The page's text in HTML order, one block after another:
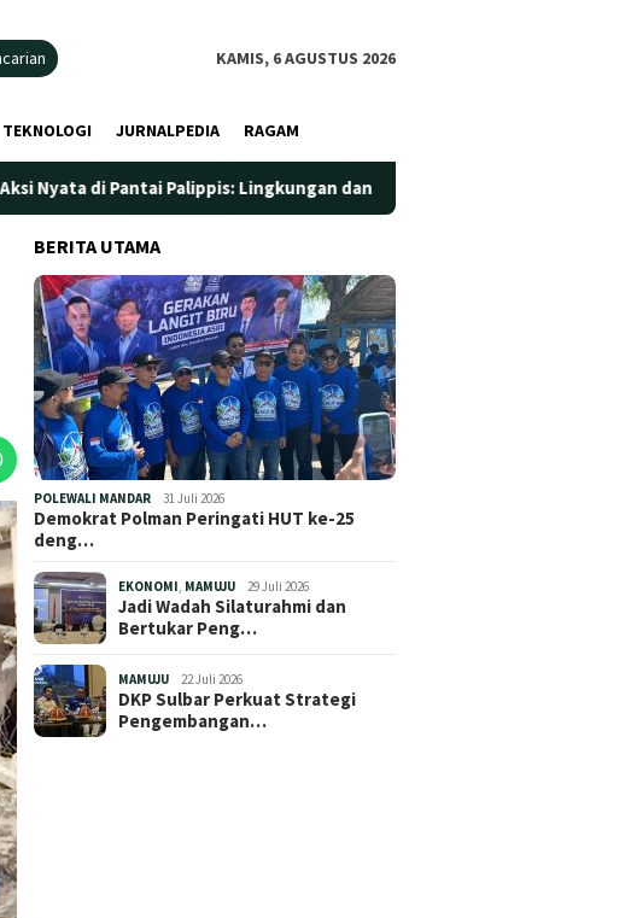
KAMIS, 6 AGUSTUS 2026
TEKNOLOGI JURNALPEDIA RAGAM
Palippis: Lingkungan dan Kesehatan Jadi Prioritas
BERITA UTAMA
POLEWALI MANDAR 31 Juli 2026
Demokrat Polman Peringati HUT ke-25
deng…
EKONOMI MAMUJU 29 Juli 2026
Jadi Wadah Silaturahmi dan
Bertukar Peng…
MAMUJU 22 Juli 2026
DKP Sulbar Perkuat Strategi
Pengembangan…